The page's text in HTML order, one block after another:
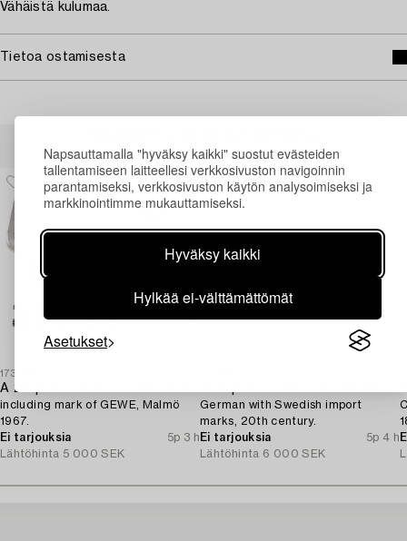
Napsauttamalla "hyväksy kaikki" suostut evästeiden
tallentamiseen laitteellesi verkkosivuston navigoinnin
parantamiseksi, verkkosivuston käytön analysoimiseksi ja
markkinointimme mukauttamiseksi.
Hyväksy kaikki
Hylkää ei-välttämättömät
Asetukset
Vähäistä kulumaa.
Tietoa ostamisesta
1731230
including mark of GEWE, Malmö
1967.
Ei tarjouksia
5p 3 h
Lähtöhinta 5 000 SEK
German with Swedish import
marks, 20th century.
Ei tarjouksia
5p 4 h
Lähtöhinta 6 000 SEK